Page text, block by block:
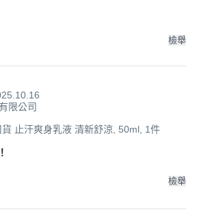
檢舉
限公司
止汗爽身乳液 清新舒涼, 50ml, 1件
檢舉